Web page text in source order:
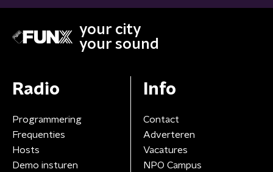
your city
your sound
Radio
Programmering
Frequenties
Hosts
Demo insturen
Info
Contact
Adverteren
Vacatures
NPO Campus